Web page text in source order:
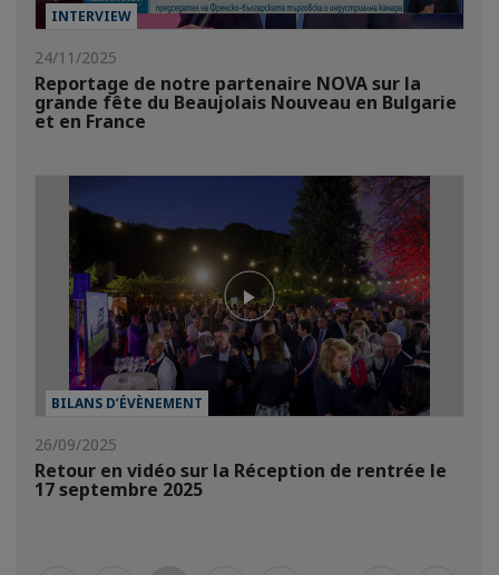
INTERVIEW
24/11/2025
Reportage de notre partenaire NOVA sur la
grande fête du Beaujolais Nouveau en Bulgarie
et en France
BILANS D’ÉVÈNEMENT
26/09/2025
Retour en vidéo sur la Réception de rentrée le
17 septembre 2025